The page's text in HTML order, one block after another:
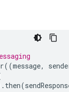
((message,
then(